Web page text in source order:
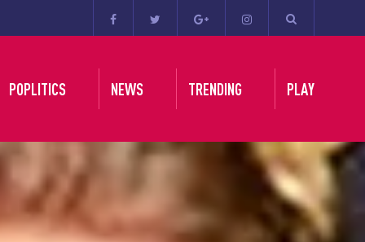
POPLITICS NEWS TRENDING PLAY